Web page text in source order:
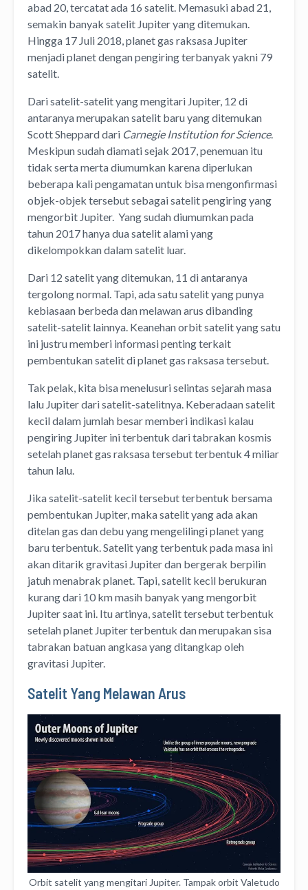
abad 20, tercatat ada 16 satelit. Memasuki abad 21,
semakin banyak satelit Jupiter yang ditemukan.
Hingga 17 Juli 2018, planet gas raksasa Jupiter
menjadi planet dengan pengiring terbanyak yakni 79
satelit.
Dari satelit-satelit yang mengitari Jupiter, 12 di
antaranya merupakan satelit baru yang ditemukan
Scott Sheppard dari Carnegie Institution for Science.
Meskipun sudah diamati sejak 2017, penemuan itu
tidak serta merta diumumkan karena diperlukan
beberapa kali pengamatan untuk bisa mengonfirmasi
objek-objek tersebut sebagai satelit pengiring yang
mengorbit Jupiter. Yang sudah diumumkan pada
tahun 2017 hanya dua satelit alami yang
dikelompokkan dalam satelit luar.
Dari 12 satelit yang ditemukan, 11 di antaranya
tergolong normal. Tapi, ada satu satelit yang punya
kebiasaan berbeda dan melawan arus dibanding
satelit-satelit lainnya. Keanehan orbit satelit yang satu
ini justru memberi informasi penting terkait
pembentukan satelit di planet gas raksasa tersebut.
Tak pelak, kita bisa menelusuri selintas sejarah masa
lalu Jupiter dari satelit-satelitnya. Keberadaan satelit
kecil dalam jumlah besar memberi indikasi kalau
pengiring Jupiter ini terbentuk dari tabrakan kosmis
setelah planet gas raksasa tersebut terbentuk 4 miliar
tahun lalu.
Jika satelit-satelit kecil tersebut terbentuk bersama
pembentukan Jupiter, maka satelit yang ada akan
ditelan gas dan debu yang mengelilingi planet yang
baru terbentuk. Satelit yang terbentuk pada masa ini
akan ditarik gravitasi Jupiter dan bergerak berpilin
jatuh menabrak planet. Tapi, satelit kecil berukuran
kurang dari 10 km masih banyak yang mengorbit
Jupiter saat ini. Itu artinya, satelit tersebut terbentuk
setelah planet Jupiter terbentuk dan merupakan sisa
tabrakan batuan angkasa yang ditangkap oleh
gravitasi Jupiter.
Satelit Yang Melawan Arus
Orbit satelit yang mengitari Jupiter. Tampak orbit Valetudo